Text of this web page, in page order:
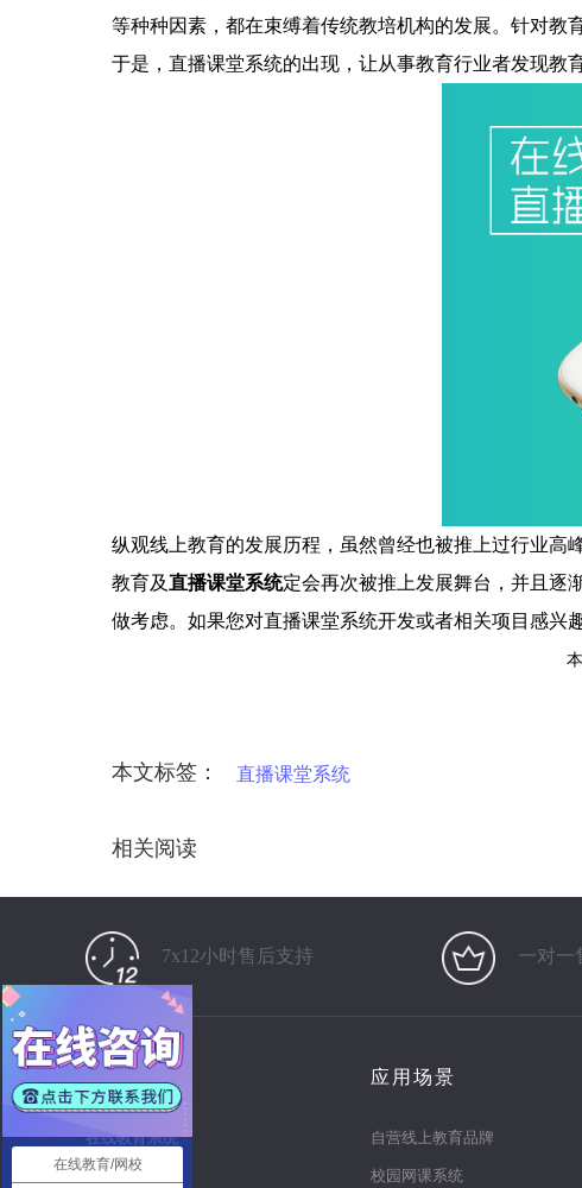
等种种因素，都在束缚着传统教培机构的发展。针对教
于是，直播课堂系统的出现，让从事教育行业者发现教
纵观线上教育的发展历程，虽然曾经也被推上过行业高
教育及直播课堂系统定会再次被推上发展舞台，并且逐
做考虑。如果您对直播课堂系统开发或者相关项目感兴
本文标签： 直播课堂系统
相关阅读
7x12小时售后支持 一对一
在线教育系统
知识付费系统
应用场景
自营线上教育品牌
校园网课系统
在线教育/网校